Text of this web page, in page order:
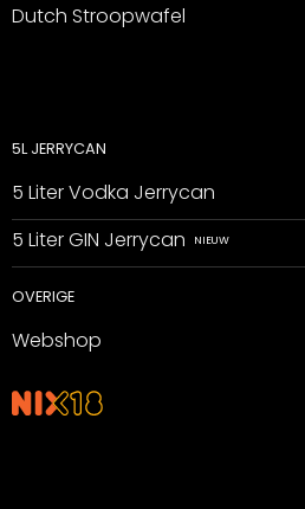
Dutch Stroopwafel
5L JERRYCAN
5 Liter Vodka Jerrycan
5 Liter GIN Jerrycan
OVERIGE
Webshop